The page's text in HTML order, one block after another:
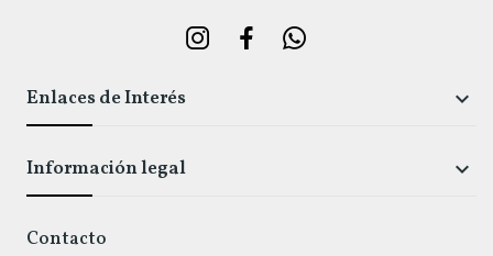
Enlaces de Interés 
Información legal 
Contacto